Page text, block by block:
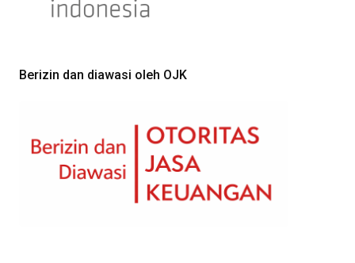
Berizin dan diawasi oleh OJK